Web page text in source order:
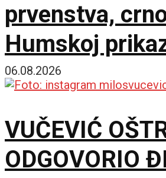
prvenstva,
Humskoj
najboljih sat
06.08.2026
VUČEVIĆ
ODGOVORIO